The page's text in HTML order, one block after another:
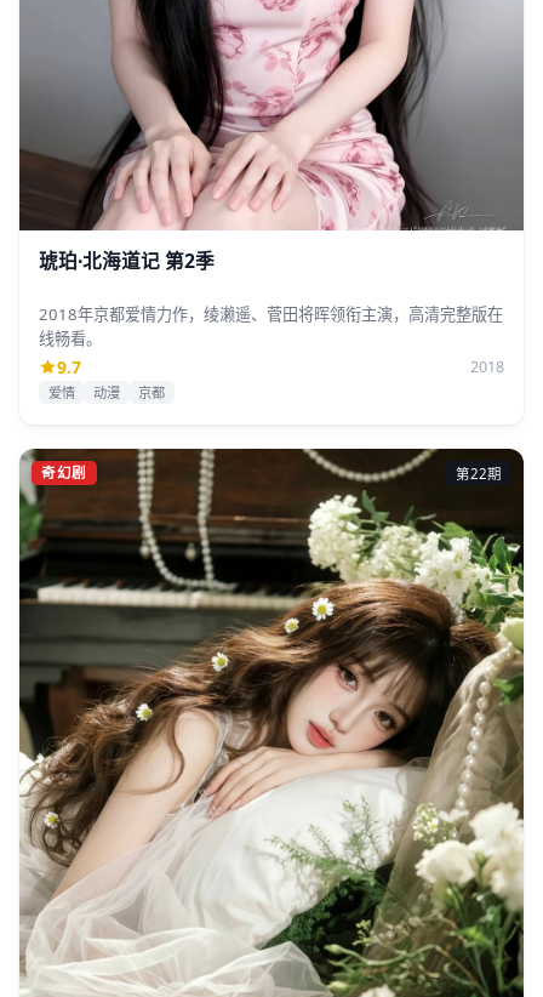
琥珀·北海道记 第2季
2018年京都爱情力作，绫濑遥、菅田将晖领衔主演，高清完整版在
线畅看。
9.7 2018
爱情 动漫 京都
奇幻剧 第22期